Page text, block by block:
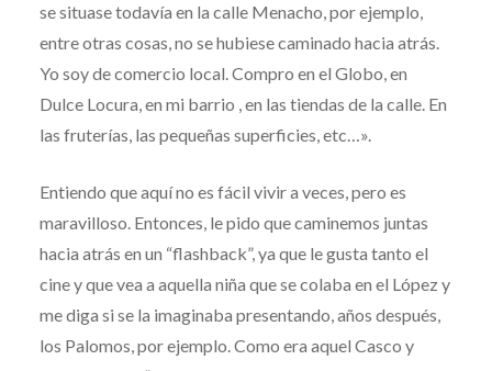
se situase todavía en la calle Menacho, por ejemplo,
entre otras cosas, no se hubiese caminado hacia atrás.
Yo soy de comercio local. Compro en el Globo, en
Dulce Locura, en mi barrio , en las tiendas de la calle. En
las fruterías, las pequeñas superficies, etc…».
Entiendo que aquí no es fácil vivir a veces, pero es
maravilloso. Entonces, le pido que caminemos juntas
hacia atrás en un “flashback”, ya que le gusta tanto el
cine y que vea a aquella niña que se colaba en el López y
me diga si se la imaginaba presentando, años después,
los Palomos, por ejemplo. Como era aquel Casco y